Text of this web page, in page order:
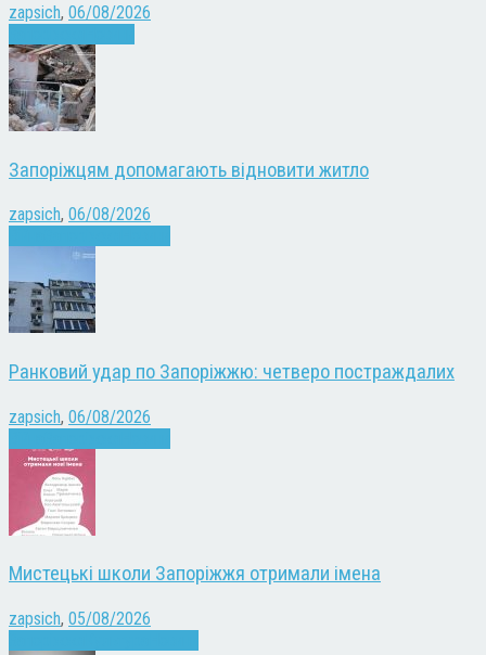
zapsich, 06/08/2026
Запоріжцям допомагають відновити житло
zapsich, 06/08/2026
Ранковий удар по Запоріжжю: четверо постраждалих
zapsich, 06/08/2026
Мистецькі школи Запоріжжя отримали імена
zapsich, 05/08/2026